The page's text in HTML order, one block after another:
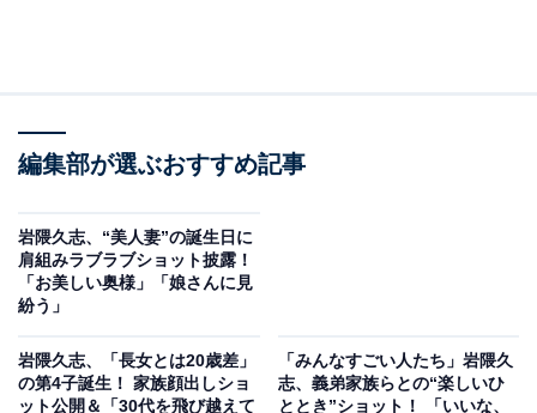
編集部が選ぶおすすめ記事
岩隈久志、“美人妻”の誕生日に
肩組みラブラブショット披露！
「お美しい奥様」「娘さんに見
紛う」
岩隈久志、「長女とは20歳差」
の第4子誕生！ 家族顔出しショ
ット公開＆「30代を飛び越えて
「みんなすごい人たち」岩隈久
志、義弟家族らとの“楽しいひ
ととき”ショット！ 「いいな、